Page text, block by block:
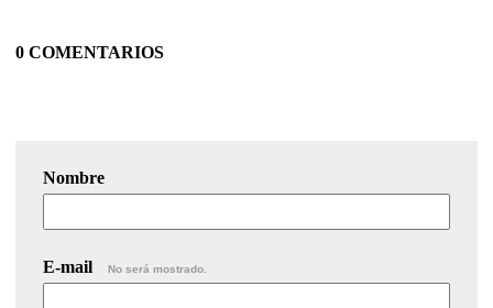
0 COMENTARIOS
Nombre
E-mail No será mostrado.